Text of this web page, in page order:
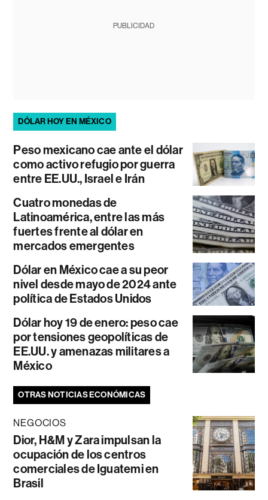
PUBLICIDAD
DÓLAR HOY EN MÉXICO
Peso mexicano cae ante el dólar
como activo refugio por guerra
entre EE.UU., Israel e Irán
Cuatro monedas de
Latinoamérica, entre las más
fuertes frente al dólar en
mercados emergentes
Dólar en México cae a su peor
nivel desde mayo de 2024 ante
política de Estados Unidos
Dólar hoy 19 de enero: peso cae
por tensiones geopolíticas de
EE.UU. y amenazas militares a
México
OTRAS NOTICIAS ECONÓMICAS
NEGOCIOS
Dior, H&M y Zara impulsan la
ocupación de los centros
comerciales de Iguatemi en
Brasil